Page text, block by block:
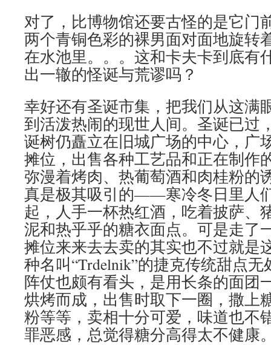
对了，比博物馆还要古怪的是它
两个青铜色彩的裸男面对面地旋转
在水池里。。。这和卡夫卡到底有
出一辙的怪诞与荒谬吗？
幸好还有圣诞市集，把我们从这满
到活泼热闹的现世人间。圣诞已过
诞树仍矗立在旧城广场的中心，广
摊位，出售各种工艺品和正在制作
弥漫着烤肉、热葡萄酒和肉桂粉的
真是极其吸引的——寒冷冬日里人
起，人手一杯热红酒，吃着披萨、
泥和热乎乎的糖衣面点。可是走了
摊位来来去去卖的其实也不过就是
种名叫“Trdelnik”的捷克传统甜点
阵仗也颇有看头，是用长条的面团
烘烤而成，出售时取下一圈，撒上
粉等等，卖相十分可爱，味道也不
罪恶感，总觉得糖分高得太不健康